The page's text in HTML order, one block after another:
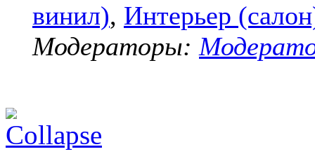
винил), Интерьер
Модераторы: